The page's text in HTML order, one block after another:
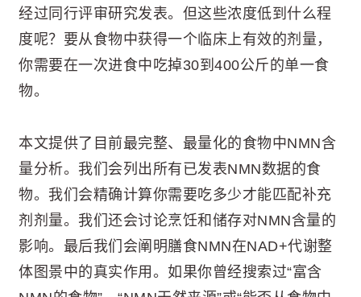
经过同行评审研究发表。但这些浓度低到什么程
度呢？要从食物中获得一个临床上有效的剂量，
你需要在一次进食中吃掉30到400公斤的单一食
物。
本文提供了目前最完整、最量化的食物中NMN含
量分析。我们会列出所有已发表NMN数据的食
物。我们会精确计算你需要吃多少才能匹配补充
剂剂量。我们还会讨论烹饪和储存对NMN含量的
影响。最后我们会阐明膳食NMN在NAD+代谢整
体图景中的真实作用。如果你曾经搜索过“富含